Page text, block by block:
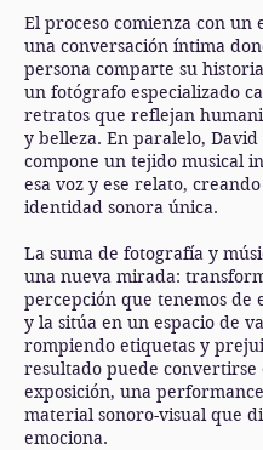
El proceso comienza con un
una conversación íntima
persona comparte su
un fotógrafo especializado
retratos que reflejan
y belleza. En paralelo,
compone un tejido musical
esa voz y ese relato,
identidad sonora única.
La suma de fotografía y
una nueva mirada:
percepción que tenemos de
y la sitúa en un espacio de
rompiendo etiquetas y
resultado puede convertirse
exposición, una
material sonoro-visual que
emociona.